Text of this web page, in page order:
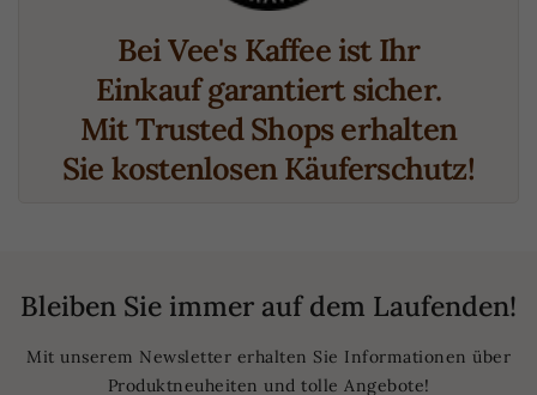
Bei Vee's Kaffee ist Ihr
Einkauf garantiert sicher.
Mit Trusted Shops erhalten
Sie kostenlosen Käuferschutz!
Bleiben Sie immer auf dem Laufenden!
Mit unserem Newsletter erhalten Sie Informationen über
Produktneuheiten und tolle Angebote!